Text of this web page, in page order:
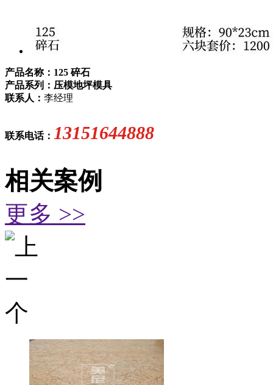
产品名称：125 碎石
产品系列：压模地坪模具
联系人： 李经理
联系电话： 13151644888
相关案例
更多 >>